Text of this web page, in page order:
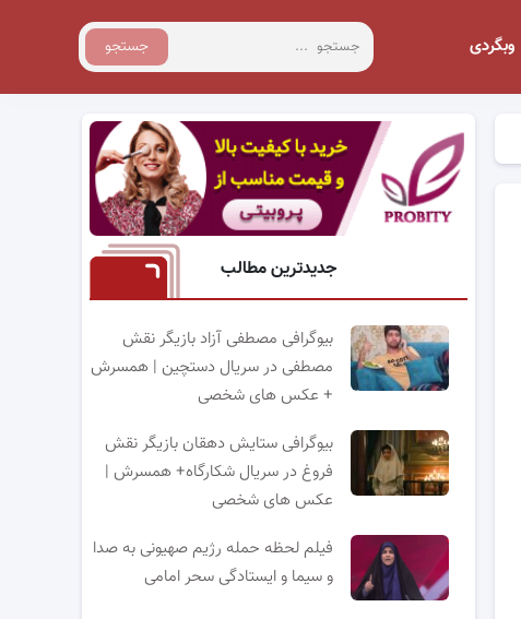
جستجو وبگردی
جدیدترین مطالب
بیوگرافی مصطفی آزاد بازیگر نقش
مصطفی در سریال دستچین | همسرش
+ عکس های شخصی
بیوگرافی ستایش دهقان بازیگر نقش
فروغ در سریال شکارگاه+ همسرش |
عکس های شخصی
فیلم لحظه حمله رژیم صهیونی به صدا
و سیما و ایستادگی سحر امامی